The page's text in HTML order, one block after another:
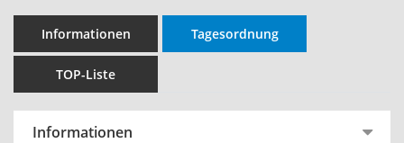
Informationen Tagesordnung
TOP-Liste
Informationen